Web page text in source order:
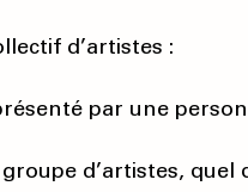
d’artistes :
par une
d’artistes,